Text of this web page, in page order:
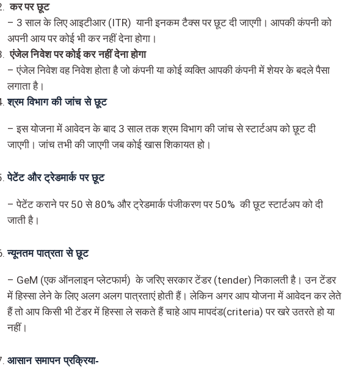
कर पर छूट
– 3 साल के लिए आइटीआर (ITR) यानी इनकम टैक्स पर छूट दी जाएगी। आपकी कंपनी को
अपनी आय पर कोई भी कर नहीं देना होगा।
एंजेल निवेश पर कोई कर नहीं देना होगा
– एंजेल निवेश वह निवेश होता है जो कंपनी या कोई व्यक्ति आपकी कंपनी में शेयर के बदले पैसा
लगाता है।
श्रम विभाग की जांच से छूट
– इस योजना में आवेदन के बाद 3 साल तक श्रम विभाग की जांच से स्टार्टअप को छूट दी
जाएगी। जांच तभी की जाएगी जब कोई खास शिकायत हो।
पेटेंट और ट्रेडमार्क पर छूट
– पेटेंट कराने पर 50 से 80% और ट्रेडमार्क पंजीकरण पर 50% की छूट स्टार्टअप को दी
जाती है।
न्यूनतम पात्रता से छूट
– GeM (एक ऑनलाइन प्लेटफार्म) के जरिए सरकार टेंडर (tender) निकालती है। उन टेंडर
में हिस्सा लेने के लिए अलग अलग पात्रताएं होती हैं। लेकिन अगर आप योजना में आवेदन कर लेते
हैं तो आप किसी भी टेंडर में हिस्सा ले सकते हैं चाहे आप मापदंड(criteria) पर खरे उतरते हो या
नहीं।
आसान समापन प्रक्रिया-